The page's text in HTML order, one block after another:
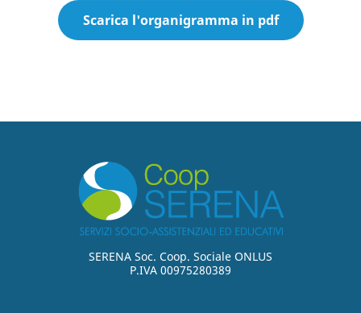
Scarica l'organigramma in pdf
SERENA Soc. Coop. Sociale ONLUS
P.IVA 00975280389